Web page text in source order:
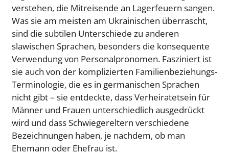
verstehen, die Mitreisende an Lagerfeuern sangen.
Was sie am meisten am Ukrainischen überrascht,
sind die subtilen Unterschiede zu anderen
slawischen Sprachen, besonders die konsequente
Verwendung von Personalpronomen. Fasziniert ist
sie auch von der komplizierten Familienbeziehungs-
Terminologie, die es in germanischen Sprachen
nicht gibt – sie entdeckte, dass Verheiratetsein für
Männer und Frauen unterschiedlich ausgedrückt
wird und dass Schwiegereltern verschiedene
Bezeichnungen haben, je nachdem, ob man
Ehemann oder Ehefrau ist.